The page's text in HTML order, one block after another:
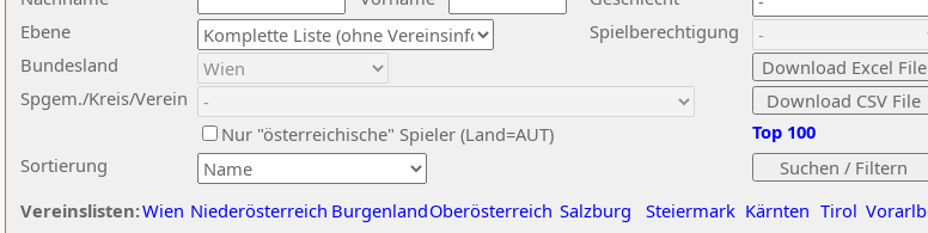
Ebene
Sortierung
Bundesland
Spgem./Kreis/Verein
Nur "österreichische" Spieler (Land=AUT)
Spielberechtigung
Vereinslisten:Wien Niederösterreich BurgenlandOberösterreich Salzburg Steiermark Kärnten Tirol
Top 100